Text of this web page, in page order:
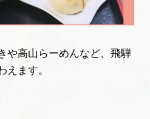
や高山らーめんなど、飛騨
えます。